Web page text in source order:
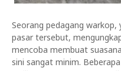
Seorang pedagang warkop,
pasar tersebut,
mencoba membuat
sini sangat minim.